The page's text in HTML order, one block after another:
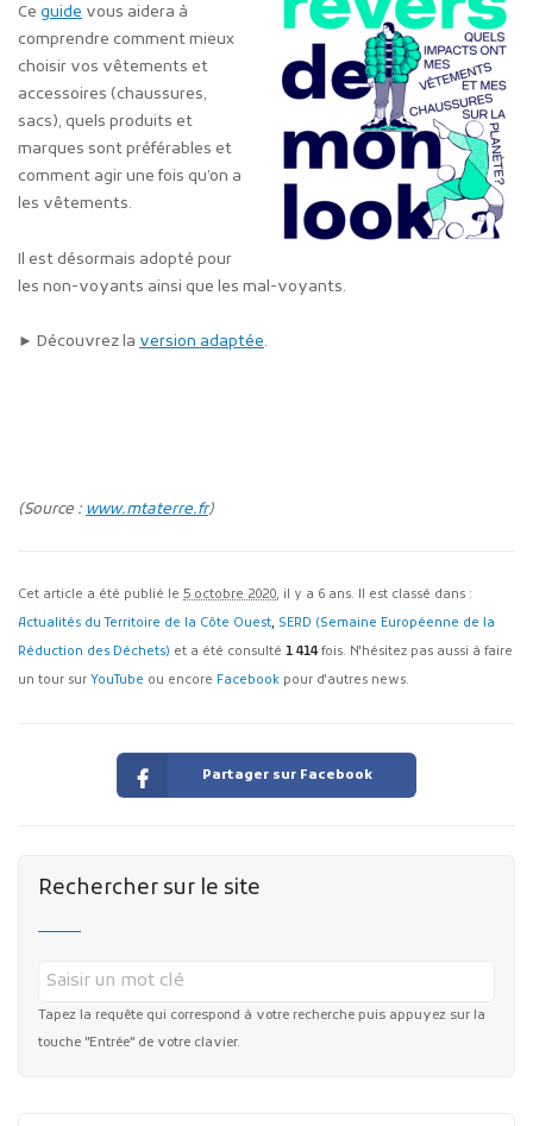
Ce guide vous aidera à
comprendre comment mieux
choisir vos vêtements et
accessoires (chaussures,
sacs), quels produits et
marques sont préférables et
comment agir une fois qu’on a
les vêtements.
Il est désormais adopté pour
les non-voyants ainsi que les mal-voyants.
► Découvrez la version adaptée.
(Source : www.mtaterre.fr)
Cet article a été publié le 5 octobre 2020, il y a 6 ans. Il est classé dans :
Actualités du Territoire de la Côte Ouest, SERD (Semaine Européenne de la
Réduction des Déchets) et a été consulté 1 414 fois. N'hésitez pas aussi à faire
un tour sur YouTube ou encore Facebook pour d'autres news.
Partager sur Facebook
Rechercher sur le site
Tapez la requête qui correspond à votre recherche puis appuyez sur la
touche "Entrée" de votre clavier.